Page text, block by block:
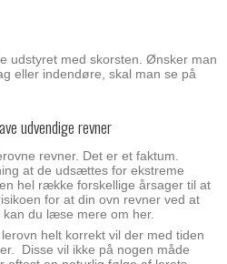
udstyret med skorsten. Ønsker man
eller indendøre, skal man se på
udvendige revner
revner. Det er et faktum.
at de udsættes for ekstreme
hel række forskellige årsager til at
for at din ovn revner ved at
du læse mere om her.
helt korrekt vil der med tiden
Disse vil ikke på nogen måde